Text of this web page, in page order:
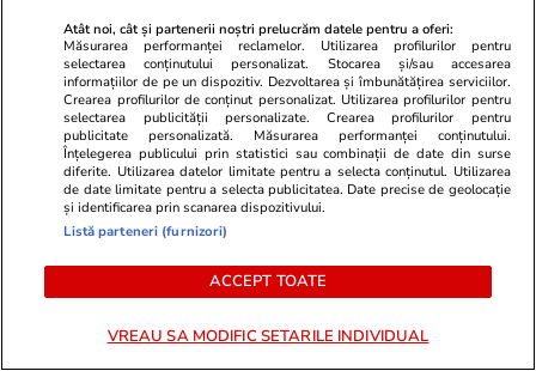
Lifestyle 17 iul.
De ce să nu păstrezi cartofii
lângă ceapă
Adrian Igrișan, solistul trupei
Atât noi, cât și partenerii noștri prelucrăm datele pentru a oferi:
Măsurarea performanței reclamelor. Utilizarea profilurilor pentru
selectarea conținutului personalizat. Stocarea și/sau accesarea
informațiilor de pe un dispozitiv. Dezvoltarea și îmbunătățirea serviciilor.
Crearea profilurilor de conținut personalizat. Utilizarea profilurilor pentru
selectarea publicității personalizate. Crearea profilurilor pentru
publicitate personalizată. Măsurarea performanței conținutului.
Înțelegerea publicului prin statistici sau combinații de date din surse
diferite. Utilizarea datelor limitate pentru a selecta conținutul. Utilizarea
de date limitate pentru a selecta publicitatea. Date precise de geolocație
și identificarea prin scanarea dispozitivului.
Listă parteneri (furnizori)
ACCEPT TOATE
VREAU SA MODIFIC SETARILE INDIVIDUAL